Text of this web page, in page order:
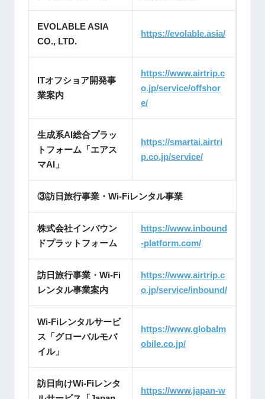
EVOLABLE ASIA
CO., LTD.
https://evolable.asia/
ITオフショア開発事
業案内
https://www.airtrip.c
o.jp/service/offshor
e/
生成系AI総合プラッ
トフォーム「エアス
マAI」
https://smartai.airtri
p.co.jp/service/
③訪日旅行事業・Wi-Fiレンタル事業
株式会社インバウン
ドプラットフォーム
https://www.inbound
-platform.com/
訪日旅行事業・Wi-Fi
レンタル事業案内
https://www.airtrip.c
o.jp/service/inbound/
Wi-Fiレンタルサービ
ス「グローバルモバ
イル」
https://www.globalm
obile.co.jp/
訪日向けWi-Fiレンタ
https://www.japan-w